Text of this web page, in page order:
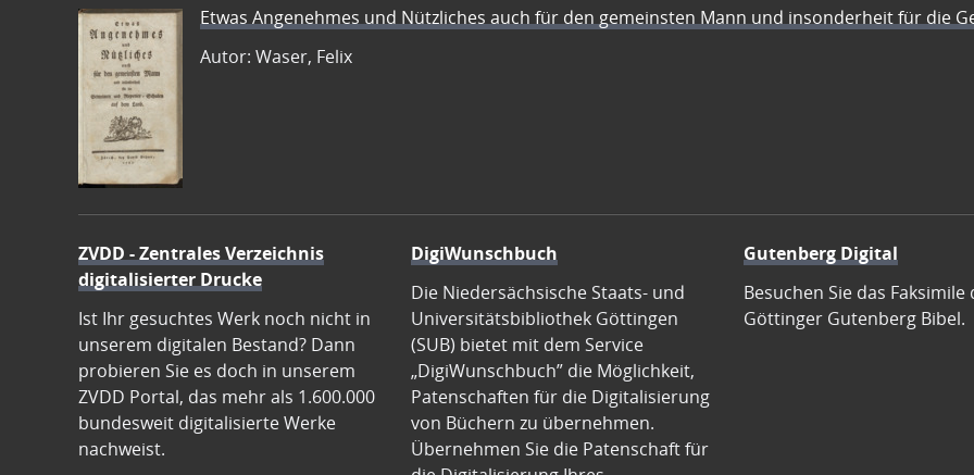
Etwas Angenehmes und Nützliches auch für den gemeinsten Mann und insonderheit für die
Autor: Waser, Felix
ZVDD - Zentrales Verzeichnis
digitalisierter Drucke
Ist Ihr gesuchtes Werk noch nicht in
unserem digitalen Bestand? Dann
probieren Sie es doch in unserem
ZVDD Portal, das mehr als 1.600.000
bundesweit digitalisierte Werke
nachweist.
DigiWunschbuch
Die Niedersächsische Staats- und
Universitätsbibliothek Göttingen
(SUB) bietet mit dem Service
„DigiWunschbuch” die Möglichkeit,
Patenschaften für die Digitalisierung
von Büchern zu übernehmen.
Übernehmen Sie die Patenschaft für
Gutenberg Digital
Besuchen Sie das Faksimile
Göttinger Gutenberg Bibel.